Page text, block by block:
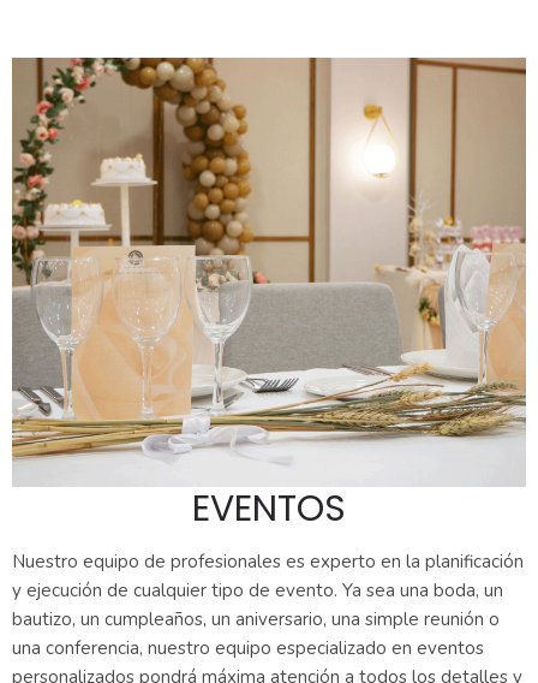
EVENTOS
Nuestro equipo de profesionales es experto en la planificación
y ejecución de cualquier tipo de evento. Ya sea una boda, un
bautizo, un cumpleaños, un aniversario, una simple reunión o
una conferencia, nuestro equipo especializado en eventos
personalizados pondrá máxima atención a todos los detalles y